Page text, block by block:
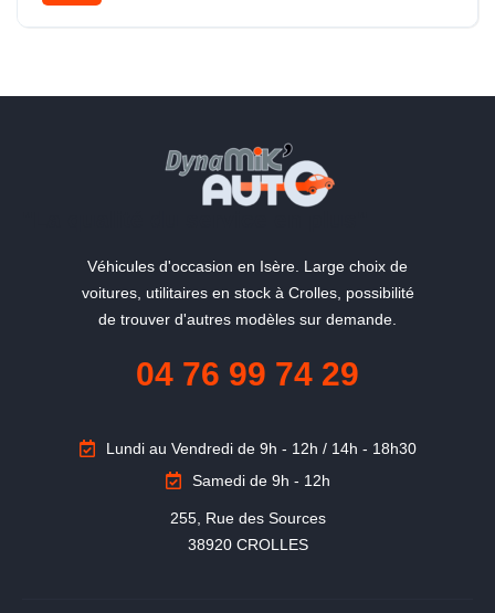
Véhicules d'occasion en Isère. Large choix de
voitures, utilitaires en stock à Crolles, possibilité
de trouver d'autres modèles sur demande.
04 76 99 74 29
Lundi au Vendredi de 9h - 12h / 14h - 18h30
Samedi de 9h - 12h
255, Rue des Sources
38920 CROLLES